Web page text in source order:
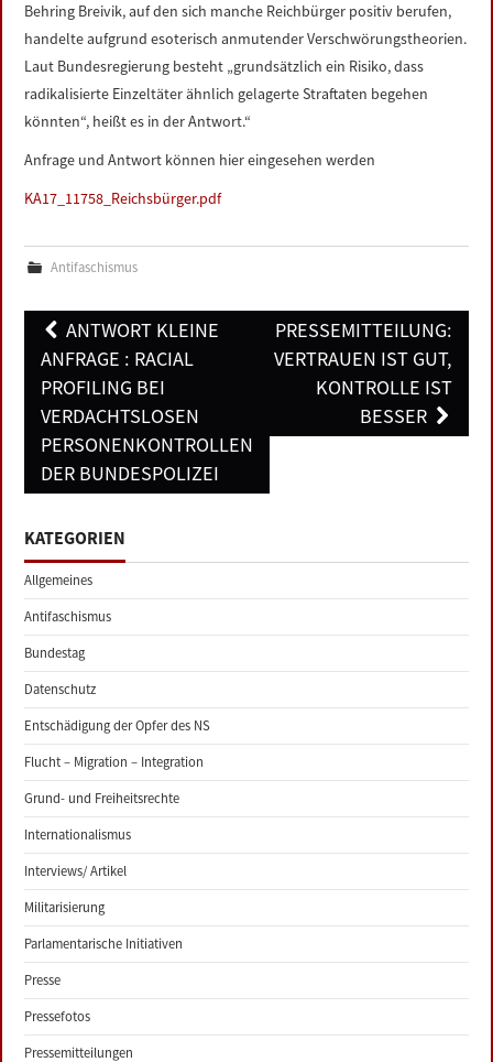
Behring Breivik, auf den sich manche Reichbürger positiv berufen,
handelte aufgrund esoterisch anmutender Verschwörungstheorien.
Laut Bundesregierung besteht „grundsätzlich ein Risiko, dass
radikalisierte Einzeltäter ähnlich gelagerte Straftaten begehen
könnten“, heißt es in der Antwort.“
Anfrage und Antwort können hier eingesehen werden
KA17_11758_Reichsbürger.pdf
Antifaschismus
Post
navigation
ANTWORT KLEINE
ANFRAGE : RACIAL
PROFILING BEI
VERDACHTSLOSEN
PERSONENKONTROLLEN
DER BUNDESPOLIZEI
PRESSEMITTEILUNG:
VERTRAUEN IST GUT,
KONTROLLE IST
BESSER
KATEGORIEN
Allgemeines
Antifaschismus
Bundestag
Datenschutz
Entschädigung der Opfer des NS
Flucht – Migration – Integration
Grund- und Freiheitsrechte
Internationalismus
Interviews/ Artikel
Militarisierung
Parlamentarische Initiativen
Presse
Pressefotos
Pressemitteilungen